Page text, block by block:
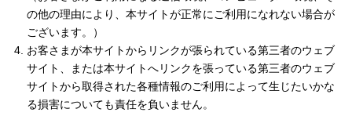
の他の理由により、本サイトが正常にご利用になれない場合が
ございます。）
お客さまが本サイトからリンクが張られている第三者のウェブ
サイト、または本サイトへリンクを張っている第三者のウェブ
サイトから取得された各種情報のご利用によって生じたいかな
る損害についても責任を負いません。